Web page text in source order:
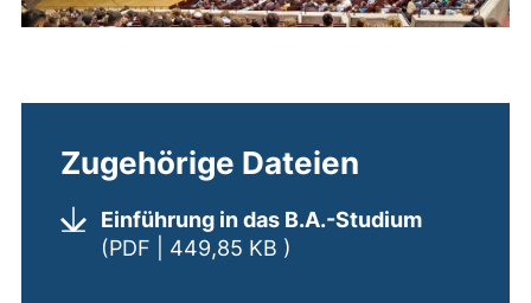
Zugehörige Dateien
Einführung in das B.A.-Studium
(PDF | 449,85 KB )